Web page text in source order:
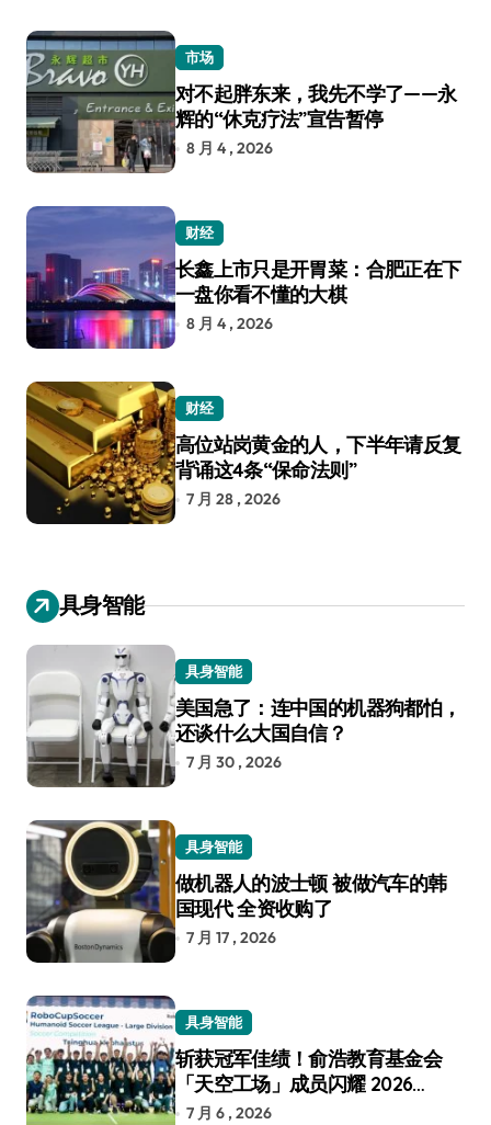
市场
对不起胖东来，我先不学了——永
辉的“休克疗法”宣告暂停
8 月 4 , 2026
财经
长鑫上市只是开胃菜：合肥正在下
一盘你看不懂的大棋
8 月 4 , 2026
财经
高位站岗黄金的人，下半年请反复
背诵这4条“保命法则”
7 月 28 , 2026
具身智能
具身智能
美国急了：连中国的机器狗都怕，
还谈什么大国自信？
7 月 30 , 2026
具身智能
做机器人的波士顿 被做汽车的韩
国现代 全资收购了
7 月 17 , 2026
具身智能
斩获冠军佳绩！俞浩教育基金会
「天空工场」成员闪耀 2026
RoboCup 机器人世界杯
7 月 6 , 2026